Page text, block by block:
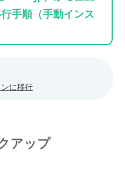
手順（手動インス
に移行
アップ